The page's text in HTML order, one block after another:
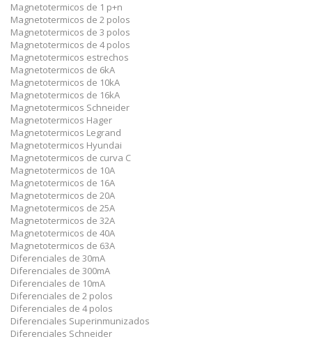
Magnetotermicos de 1 p+n
Magnetotermicos de 2 polos
Magnetotermicos de 3 polos
Magnetotermicos de 4 polos
Magnetotermicos estrechos
Magnetotermicos de 6kA
Magnetotermicos de 10kA
Magnetotermicos de 16kA
Magnetotermicos Schneider
Magnetotermicos Hager
Magnetotermicos Legrand
Magnetotermicos Hyundai
Magnetotermicos de curva C
Magnetotermicos de 10A
Magnetotermicos de 16A
Magnetotermicos de 20A
Magnetotermicos de 25A
Magnetotermicos de 32A
Magnetotermicos de 40A
Magnetotermicos de 63A
Diferenciales de 30mA
Diferenciales de 300mA
Diferenciales de 10mA
Diferenciales de 2 polos
Diferenciales de 4 polos
Diferenciales Superinmunizados
Diferenciales Schneider